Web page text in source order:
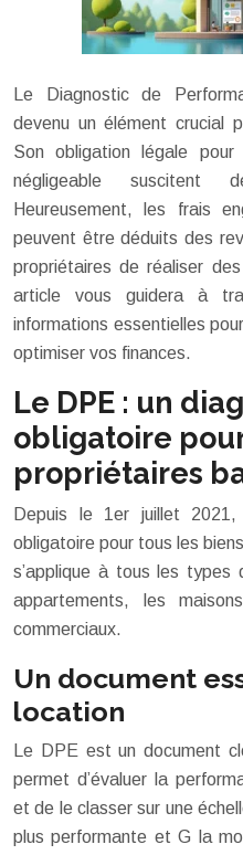
Le Diagnostic de
devenu un élément crucial
Son obligation légale
négligeable suscitent
Heureusement, les frais
peuvent être déduits des
propriétaires de réaliser
article vous guidera à
informations essentielles
optimiser vos finances.
Le DPE : un
obligatoire
propriétaires
Depuis le 1er juillet
obligatoire pour tous les
s’applique à tous les
appartements, les
commerciaux.
Un document
location
Le DPE est un document
permet d’évaluer la
et de le classer sur une
plus performante et G la